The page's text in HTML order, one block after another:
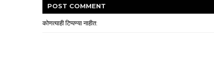
POST COMMENT
कोणत्याही टिप्पण्‍या नाहीत: